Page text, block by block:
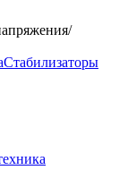
/
Стабилизаторы